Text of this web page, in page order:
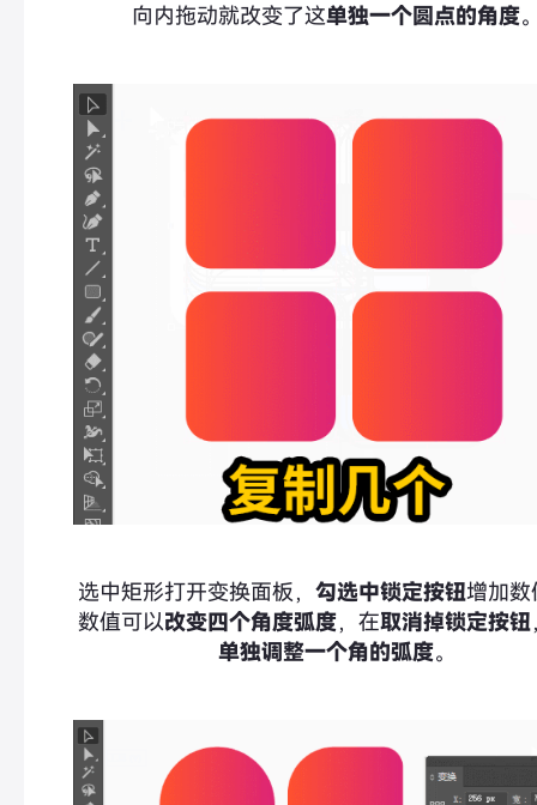
向内拖动就改变了这单独一个圆点的角度
选中矩形打开变换面板， 勾选中锁定按钮增加数
数值可以改变四个角度弧度，在取消掉锁定按钮
单独调整一个角的弧度。